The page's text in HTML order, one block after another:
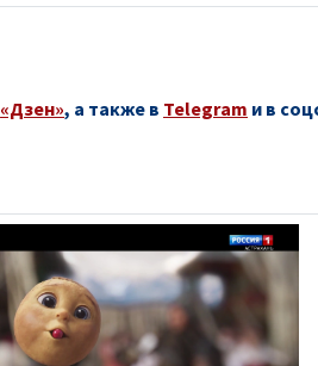
«Дзен», а также в Telegram и в